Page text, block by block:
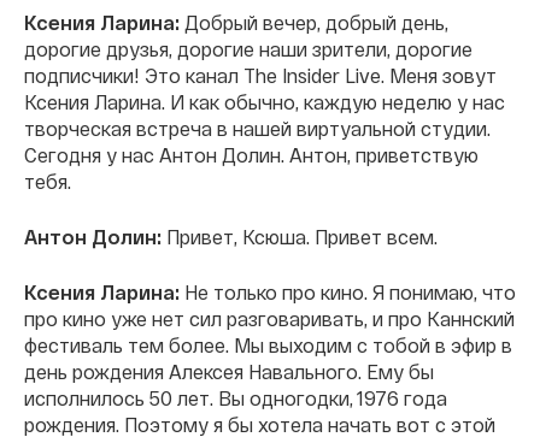
Ксения Ларина: Добрый вечер, добрый день,
дорогие друзья, дорогие наши зрители, дорогие
подписчики! Это канал The Insider Live. Меня зовут
Ксения Ларина. И как обычно, каждую неделю у нас
творческая встреча в нашей виртуальной студии.
Сегодня у нас Антон Долин. Антон, приветствую
тебя.
Антон Долин: Привет, Ксюша. Привет всем.
Ксения Ларина: Не только про кино. Я понимаю, что
про кино уже нет сил разговаривать, и про Каннский
фестиваль тем более. Мы выходим с тобой в эфир в
день рождения Алексея Навального. Ему бы
исполнилось 50 лет. Вы одногодки, 1976 года
рождения. Поэтому я бы хотела начать вот с этой